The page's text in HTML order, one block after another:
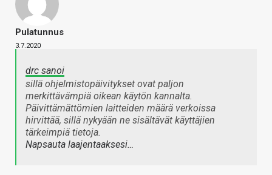
Pulatunnus
3.7.2020
drc sanoi
sillä ohjelmistopäivitykset ovat paljon
merkittävämpiä oikean käytön kannalta.
Päivittämättömien laitteiden määrä verkoissa
hirvittää, sillä nykyään ne sisältävät käyttäjien
tärkeimpiä tietoja.
Napsauta laajentaaksesi…